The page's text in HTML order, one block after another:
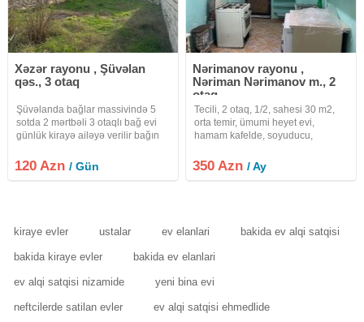
Xəzər rayonu , Şüvəlan
qəs., 3 otaq
Şüvəlanda bağlar massivində 5
sotda 2 mərtbəli 3 otaqlı bağ evi
günlük kirayə ailəyə verilir bağın
120 Azn/ Gün
Nərimanov rayonu ,
Nəriman Nərimanov m., 2
otaq
Tecili, 2 otaq, 1/2, sahesi 30 m2,
orta temir, ümumi heyet evi,
hamam kafelde, soyuducu,
haqqı:30%
350 Azn/ Ay
kiraye evler ustalar ev elanlari bakida ev alqi satqisi
bakida kiraye evler bakida ev elanlari
ev alqi satqisi nizamide yeni bina evi
neftcilerde satilan evler ev alqi satqisi ehmedlide